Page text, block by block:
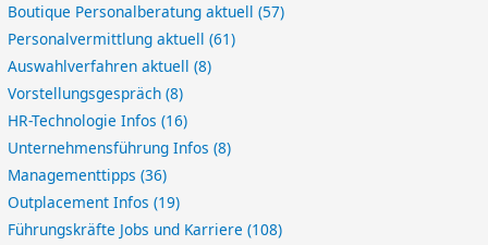
Boutique Personalberatung aktuell(57)
Personalvermittlung aktuell(61)
Auswahlverfahren aktuell(8)
Vorstellungsgespräch(8)
HR-Technologie Infos(16)
Unternehmensführung Infos(8)
Managementtipps(36)
Outplacement Infos(19)
Führungskräfte Jobs und Karriere(108)